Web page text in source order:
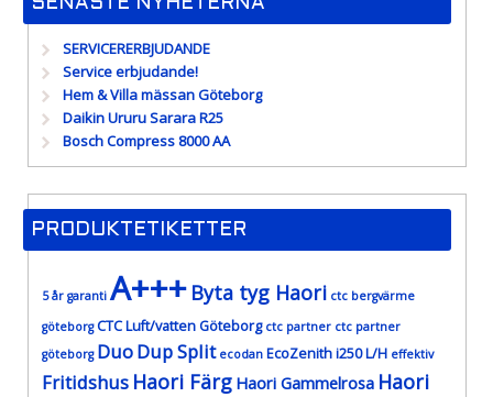
SENASTE NYHETERNA
SERVICERERBJUDANDE
Service erbjudande!
Hem & Villa mässan Göteborg
Daikin Ururu Sarara R25
Bosch Compress 8000 AA
PRODUKTETIKETTER
5 år garanti A+++ Byta tyg Haori ctc bergvärme
göteborg CTC Luft/vatten Göteborg ctc partner ctc partner
göteborg DuoDup Split ecodan EcoZenith i250 L/H effektiv
Fritidshus Haori Färg Haori Gammelrosa Haori